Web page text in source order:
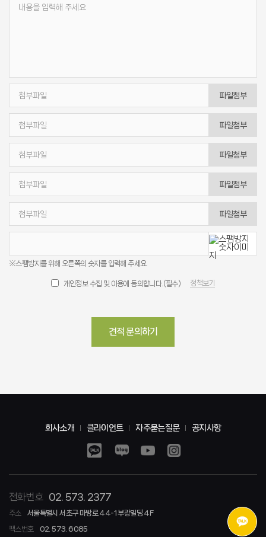
파일첨부
파일첨부
파일첨부
파일첨부
파일첨부
※스팸방지를 위해 오른쪽의 숫자를 입력해 주세요.
개인정보 수집 및 이용에 동의합니다.(필수) 정책보기
견적 문의하기
회사소개 클라이언트 자주묻는질문 공지사항
전화번호 02. 573. 2377
주소 서울특별시 서초구 마방로 44-1 부광빌딩 4F
팩스번호 02. 573. 6085